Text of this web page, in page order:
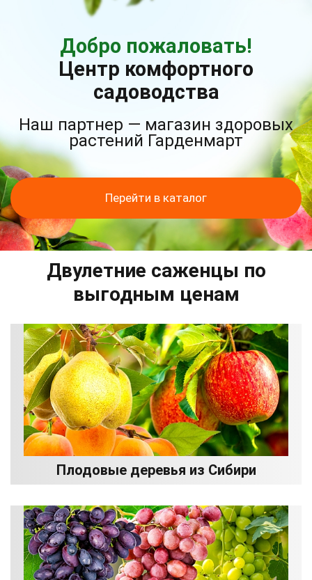
Добро пожаловать!
Центр комфортного
садоводства
Наш партнер — магазин здоровых
растений Гарденмарт
Перейти в каталог
Двулетние саженцы по
выгодным ценам
Плодовые деревья из Сибири